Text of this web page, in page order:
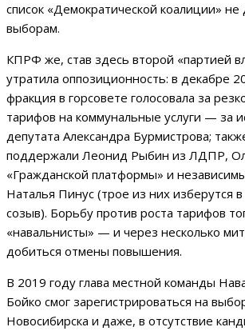
список «Демократической коалиции» не
выборам.
КПРФ же, став здесь второй «партией
утратила оппозиционность: в декабре
фракция в горсовете голосовала за
тарифов на коммунальные услуги — за
депутата Александра Бурмистрова;
поддержали Леонид Рыбин из ЛДПР,
«Гражданской платформы» и
Наталья Пинус (трое из них изберутся
созыв). Борьбу против роста тарифов
«навальнисты» — и через несколько
добиться отмены повышения.
В 2019 году глава местной команды
Бойко смог зарегистрироваться на
Новосибирска и даже, в отсутствие